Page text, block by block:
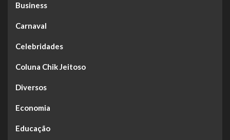
Business
Carnaval
Celebridades
Coluna Chik Jeitoso
Diversos
Economia
Educação